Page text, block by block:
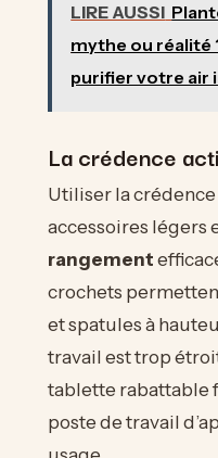
LIRE AUSSI
mythe ou réalité
purifier votre air
La crédence
Utiliser la
accessoires légers
rangement
crochets
et spatules à
travail est trop
tablette rabattable
poste de travail